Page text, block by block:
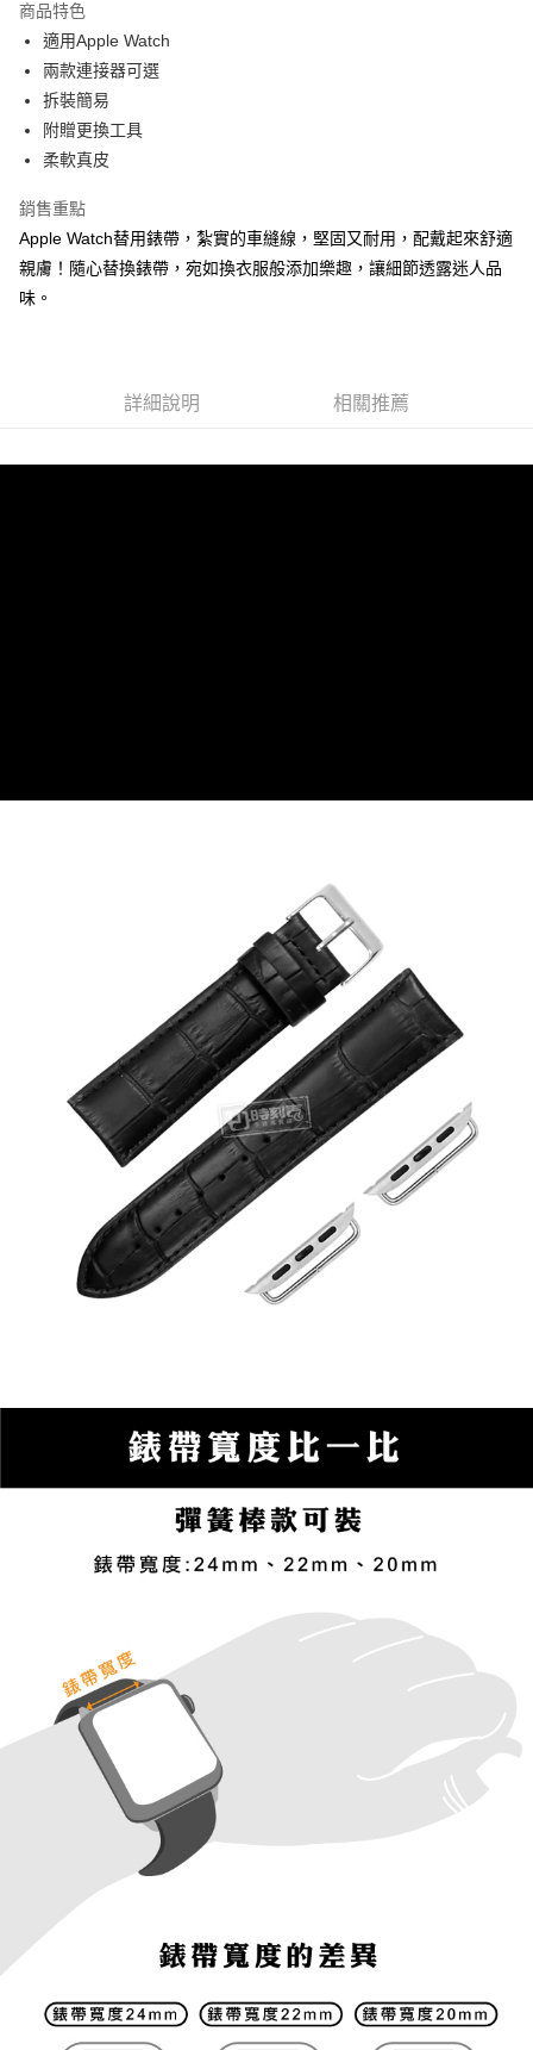
Apple Pay
街口支付
悠遊付
Google Pay
ATM付款
運送方式
全家取貨付款
每筆NT$60，滿NT$1,000(含以上)免運費
7-11取貨付款
商品特色
適用Apple Watch
兩款連接器可選
拆裝簡易
附贈更換工具
柔軟真皮
銷售重點
Apple Watch替用錶帶，紮實的車縫線，堅固又耐用，配戴起來舒適
親膚！隨心替換錶帶，宛如換衣服般添加樂趣，讓細節透露迷人品
味。
詳細說明 相關推薦